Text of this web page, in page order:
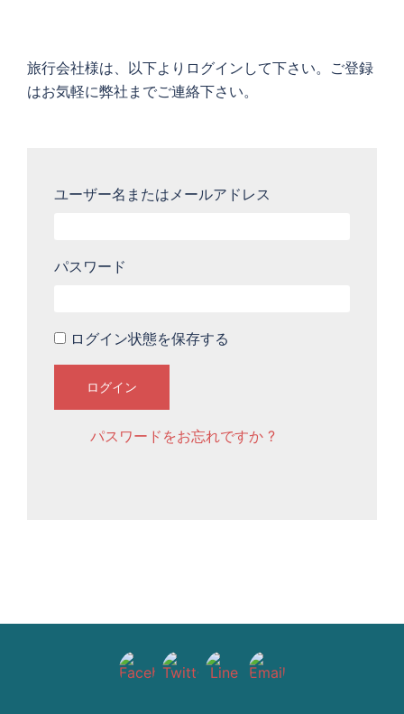
旅行会社様は、以下よりログインして下さい。ご登録
はお気軽に弊社までご連絡下さい。
ユーザー名またはメールアドレス
パスワード
ログイン状態を保存する
ログイン
パスワードをお忘れですか ?